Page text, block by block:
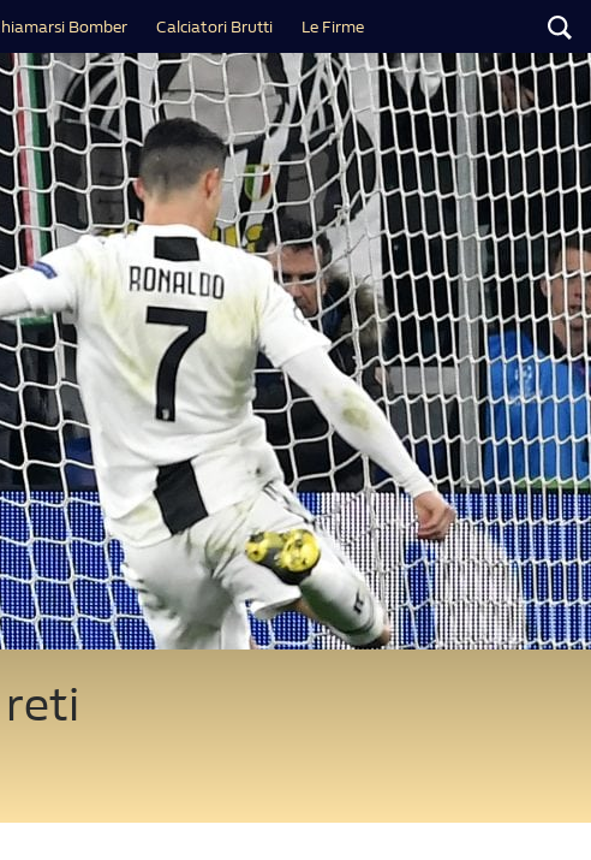
Bomber Calciatori Brutti Le Firme
reti